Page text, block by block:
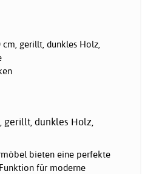
gerillt, dunkles Holz,
gerillt, dunkles Holz,
bieten eine perfekte
für moderne